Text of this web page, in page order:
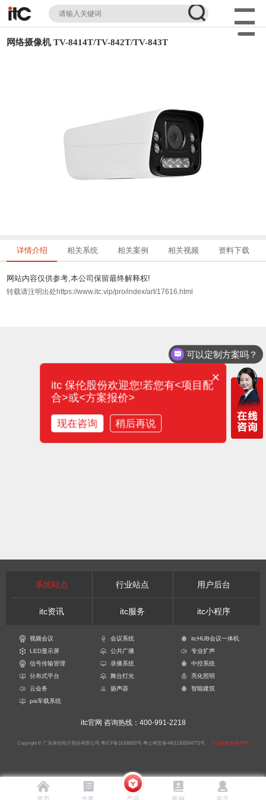
网络摄像机 TV-8414T/TV-842T/TV-843T
详情介绍 相关系统 相关案例 相关视频 资料下载
网站内容仅供参考,本公司保留最终解释权!
转载请注明出处https://www.itc.vip/pro/index/art/17616.html
系统站点 行业站点 用户后台
itc资讯 itc服务 itc小程序
视频会议 会议系统
itcHUB会议一体机
LED显示屏
公共广播
专业扩声
信号传输管理
录播系统
中控系统
分布式平台
舞台灯光
亮化照明
云会务
扬声器
智能建筑
pis车载系统
itc官网 咨询热线：400-991-2218
Copyright © 广东保伦电子股份有限公司 粤ICP备16106620号 粤公网安备44011302004771号 产品参数解释声明
可以定制方案吗？
×
itc 保伦股份欢迎您!若您有<项目配
合>或<方案报价>
现在咨询 稍后再说